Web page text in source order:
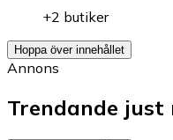
+2 butiker
Hoppa över innehållet
Annons
Trendande just